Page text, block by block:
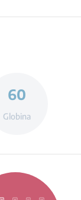
60
Globina